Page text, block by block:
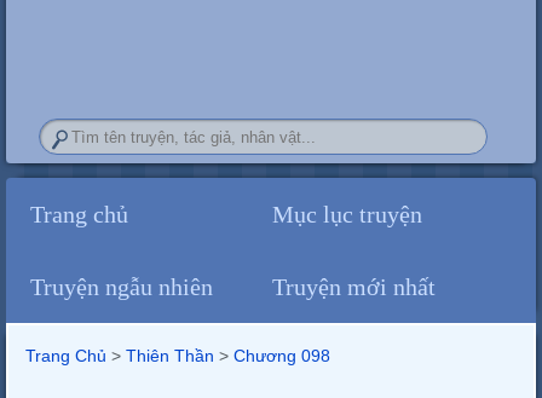
Trang chủ Mục lục truyện
Truyện ngẫu nhiên Truyện mới nhất
Trang Chủ >Thiên Thần >Chương 098